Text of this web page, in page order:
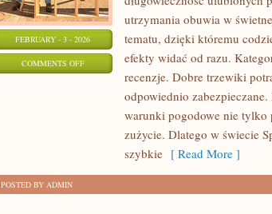
FEBRUARY - 3 - 2026
COMMENTS OFFON
SPORTOWE
utrzymania obuwia w
tematu, dzięki któremu
efekty widać od razu.
recenzje. Dobre trzewiki
odpowiednio
warunki pogodowe nie tylko
zużycie. Dlatego w świecie
szybkie [ Read More ]
POSTED BY ADMIN